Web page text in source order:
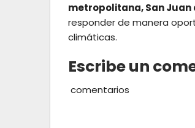
metropolitana, San Juan
responder de manera
climáticas.
Escribe un
comentarios